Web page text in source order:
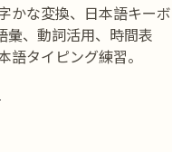
かな変換、日本語キーボ
彙、動詞活用、時間表
タイピング練習。